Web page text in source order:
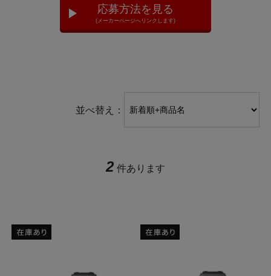
応募方法を見る
(メーカーページへリンクします)
並べ替え：
2 件あります